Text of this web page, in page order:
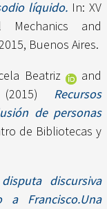
líquido.In: XV
Mechanics and
Buenos Aires.
Beatriz
and
Recursos
de personas
de Bibliotecas y
discursiva
a Francisco.Una